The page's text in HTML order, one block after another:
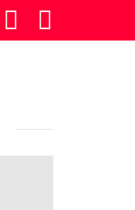
SÍGUENOS